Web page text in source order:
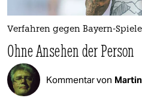
Verfahren gegen Bayern-
Ohne Ansehen der Person
Kommentar von